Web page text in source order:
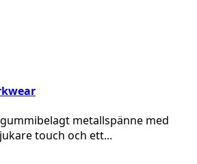
metallspänne med
touch och ett...